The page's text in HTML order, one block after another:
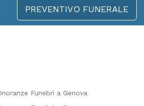
PREVENTIVO FUNERALE
Funebri a Genova